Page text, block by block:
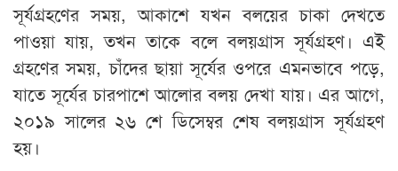
সূর্যগ্রহণের সময়, আকাশে যখন বলয়ের চাকা দেখতে
পাওয়া যায়, তখন তাকে বলে বলয়গ্রাস সূর্যগ্রহণ। এই
গ্রহণের সময়, চাঁদের ছায়া সূর্যের ওপরে এমনভাবে পড়ে,
যাতে সূর্যের চারপাশে আলোর বলয় দেখা যায়। এর আগে,
২০১৯ সালের ২৬ শে ডিসেম্বর শেষ বলয়গ্রাস সূর্যগ্রহণ
হয়।